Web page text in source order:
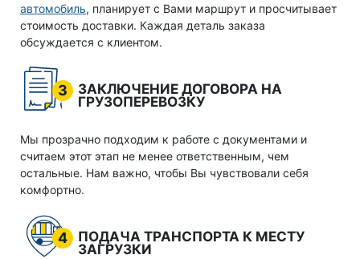
автомобиль, планирует с Вами маршрут и просчитывает
стоимость доставки. Каждая деталь заказа
обсуждается с клиентом.
3
ЗАКЛЮЧЕНИЕ ДОГОВОРА НА
ГРУЗОПЕРЕВОЗКУ
Мы прозрачно подходим к работе с документами и
считаем этот этап не менее ответственным, чем
остальные. Нам важно, чтобы Вы чувствовали себя
комфортно.
4
ПОДАЧА ТРАНСПОРТА К МЕСТУ
ЗАГРУЗКИ